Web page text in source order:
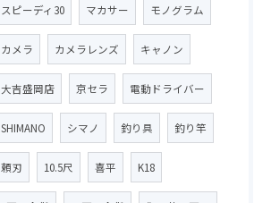
スピーディ30 マカサー モノグラム
カメラ カメラレンズ キャノン
大吉盛岡店 京セラ 電動ドライバー
SHIMANO シマノ 釣り具 釣り竿
頼刃 10.5尺 喜平 K18